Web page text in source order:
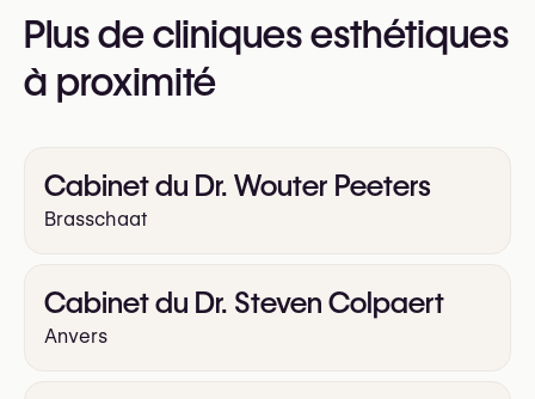
pour plus d’informations
Plus de cliniques esthétiques
à proximité
Cabinet du Dr. Wouter Peeters
Brasschaat
Cabinet du Dr. Steven Colpaert
Anvers